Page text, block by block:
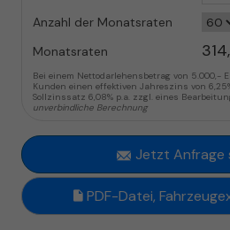
Anzahl der Monatsraten
Monatsraten
Bei einem Nettodarlehensbetrag von 5.000,-
Kunden einen effektiven Jahreszins von
Sollzinssatz 6,08% p.a. zzgl. eines
unverbindliche Berechnung
Jetzt Anfrage
PDF-Datei,